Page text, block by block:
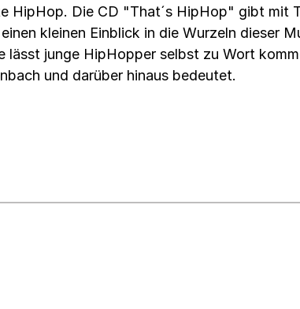
HipHop. Die CD "That´s HipHop" gibt mit
kleinen Einblick in die Wurzeln dieser
lässt junge HipHopper selbst zu Wort
und darüber hinaus bedeutet.